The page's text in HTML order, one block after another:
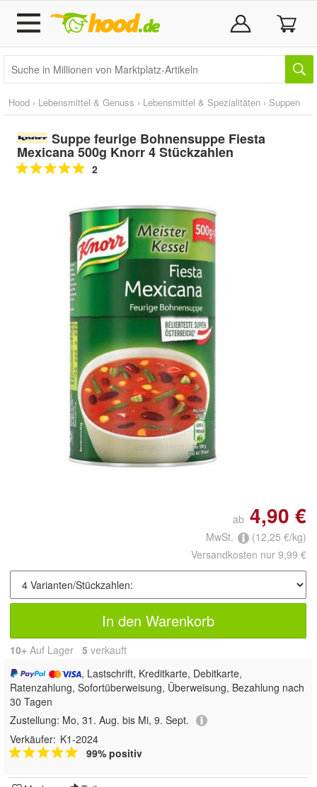
Hood › Lebensmittel & Genuss › Lebensmittel & Spezialitäten › Suppen
Suppe feurige Bohnensuppe Fiesta
Mexicana 500g Knorr 4 Stückzahlen
2
Doppelt antippen zum
vergrößern
ab 4,90 €
MwSt.
(12,25 €/kg)
Versandkosten nur 9,99 €
In den Warenkorb
10+ Auf Lager 5 verkauft
, Lastschrift, Kreditkarte, Debitkarte,
Ratenzahlung, Sofortüberweisung, Überweisung, Bezahlung nach
30 Tagen
Zustellung: Mo, 31. Aug. bis Mi, 9. Sept.
Verkäufer: K1-2024
99% positiv